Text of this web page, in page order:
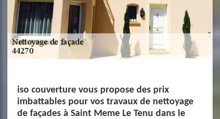
iso couverture vous propose des prix
imbattables pour vos travaux de nettoyage
de façades à Saint Meme Le Tenu dans le